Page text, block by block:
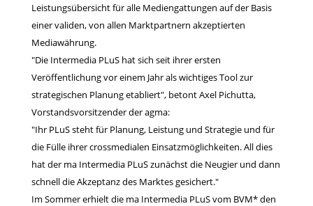
Leistungsübersicht für alle Mediengattungen auf der Basis
einer validen, von allen Marktpartnern akzeptierten
Mediawährung.
"Die Intermedia PLuS hat sich seit ihrer ersten
Veröffentlichung vor einem Jahr als wichtiges Tool zur
strategischen Planung etabliert", betont Axel Pichutta,
Vorstandsvorsitzender der agma:
"Ihr PLuS steht für Planung, Leistung und Strategie und für
die Fülle ihrer crossmedialen Einsatzmöglichkeiten. All dies
hat der ma Intermedia PLuS zunächst die Neugier und dann
schnell die Akzeptanz des Marktes gesichert."
Im Sommer erhielt die ma Intermedia PLuS vom BVM* den